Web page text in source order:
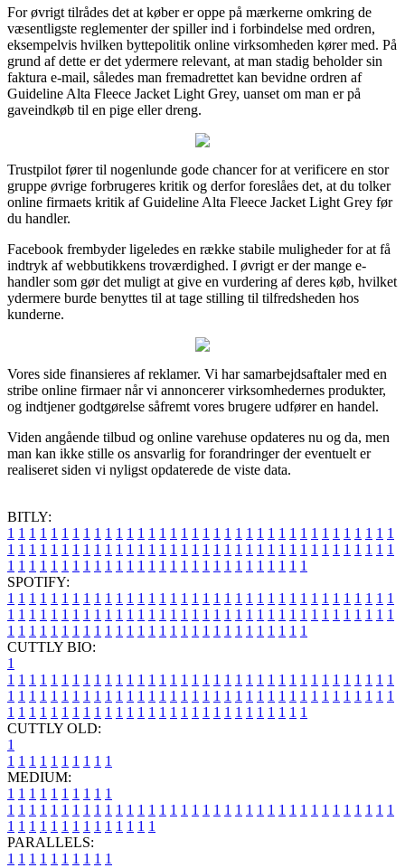
For øvrigt tilrådes det at køber er oppe på mærkerne omkring de
væsentligste reglementer der spiller ind i forbindelse med ordren,
eksempelvis hvilken byttepolitik online virksomheden kører med. På
grund af dette er det ydermere relevant, at man stadig beholder sin
faktura e-mail, således man fremadrettet kan bevidne ordren af
Guideline Alta Fleece Jacket Light Grey, uanset om man er på
gaveindkøb til en pige eller dreng.
Trustpilot fører til nogenlunde gode chancer for at verificere en stor
gruppe øvrige forbrugeres kritik og derfor foreslåes det, at du tolker
online firmaets kritik af Guideline Alta Fleece Jacket Light Grey før
du handler.
Facebook frembyder ligeledes en række stabile muligheder for at få
indtryk af webbutikkens troværdighed. I øvrigt er der mange e-
handler som gør det muligt at give en vurdering af deres køb, hvilket
ydermere burde benyttes til at tage stilling til tilfredsheden hos
kunderne.
Vores side finansieres af reklamer. Vi har samarbejdsaftaler med en
stribe online firmaer når vi annoncerer virksomhedernes produkter,
og indtjener godtgørelse såfremt vores brugere udfører en handel.
Viden angående tilbud og online varehuse opdateres nu og da, men
man kan ikke stille os ansvarlig for forandringer der eventuelt er
realiseret siden vi nyligst opdaterede de viste data.
BITLY:
1 1 1 1 1 1 1 1 1 1 1 1 1 1 1 1 1 1 1 1 1 1 1 1 1 1 1 1 1 1 1 1 1 1 1 1
1 1 1 1 1 1 1 1 1 1 1 1 1 1 1 1 1 1 1 1 1 1 1 1 1 1 1 1 1 1 1 1 1 1 1 1
1 1 1 1 1 1 1 1 1 1 1 1 1 1 1 1 1 1 1 1 1 1 1 1 1 1 1 1
SPOTIFY:
1 1 1 1 1 1 1 1 1 1 1 1 1 1 1 1 1 1 1 1 1 1 1 1 1 1 1 1 1 1 1 1 1 1 1 1
1 1 1 1 1 1 1 1 1 1 1 1 1 1 1 1 1 1 1 1 1 1 1 1 1 1 1 1 1 1 1 1 1 1 1 1
1 1 1 1 1 1 1 1 1 1 1 1 1 1 1 1 1 1 1 1 1 1 1 1 1 1 1 1
CUTTLY BIO:
1
1 1 1 1 1 1 1 1 1 1 1 1 1 1 1 1 1 1 1 1 1 1 1 1 1 1 1 1 1 1 1 1 1 1 1 1
1 1 1 1 1 1 1 1 1 1 1 1 1 1 1 1 1 1 1 1 1 1 1 1 1 1 1 1 1 1 1 1 1 1 1 1
1 1 1 1 1 1 1 1 1 1 1 1 1 1 1 1 1 1 1 1 1 1 1 1 1 1 1 1
CUTTLY OLD:
1
1 1 1 1 1 1 1 1 1 1
MEDIUM:
1 1 1 1 1 1 1 1 1 1
1 1 1 1 1 1 1 1 1 1 1 1 1 1 1 1 1 1 1 1 1 1 1 1 1 1 1 1 1 1 1 1 1 1 1 1
1 1 1 1 1 1 1 1 1 1 1 1 1 1
PARALLELS:
1 1 1 1 1 1 1 1 1 1